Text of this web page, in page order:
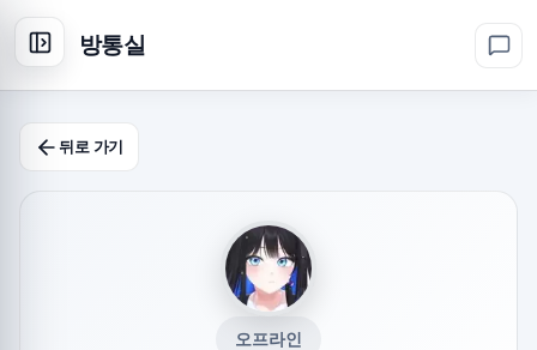
방통실
뒤로 가기
오프라인